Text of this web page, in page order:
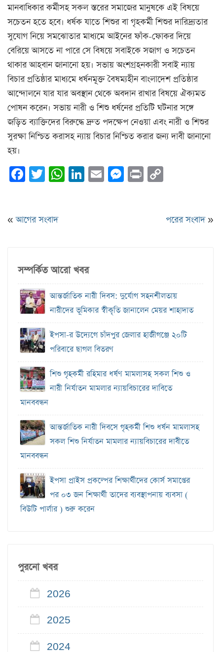
মানবাধিকার কর্মীসহ সকল স্তরের সমাজের মানুষকে এই বিষয়ে
সচেতন হতে হবে। ধর্ষক যাতে শিশুর বা গৃহকর্মী শিশুর দারিদ্র্যতার
সুযোগ নিয়ে সমঝোতার মাধ্যমে আইনের ফাঁক-ফোকর দিয়ে
বেরিয়ে আসতে না পারে সে বিষয়ে সবাইকে সজাগ ও সচেতন
থাকার আহবান জানানো হয়। সভায় অংশগ্রহনকারী সবাই ন্যায়
বিচার প্রতিষ্ঠার মাধ্যমে ধর্ষনমূক্ত বৈষম্যহীন বাংলাদেশ প্রতিষ্ঠার
আন্দোলনে যার যার অবস্থান থেকে অবদান রাখার বিষয়ে ঐক্যমত
পোষন করেন। সভায় নারী ও শিশু ধর্ষনের প্রতিটি ঘটনার সঙ্গে
জড়িত ব্যাক্তিদের বিরুদ্ধে দ্রুত পদক্ষেপ নেওয়া এবং নারী ও শিশুর
সুরক্ষা নিশ্চিত করাসহ ন্যায় বিচার নিশ্চিত করার জন্য দাবী জানানো
হয়।
Facebook
Twitter
WhatsApp
LinkedIn
EmailMessenger
Print
«আগের সংবাদ পরের সংবাদ»
সম্পর্কিত আরো খবর
আন্তর্জাতিক নারী দিবস: দুর্যোগ সহনশীলতায়
নারীদের ভূমিকার স্বীকৃতি জানালেন মেয়র শাহাদাত
ইপসা-র উদ্যেগে চাঁদপুর জেলার হাজীগঞ্জে ২০টি
পরিবারে ছাগল বিতরণ
শিশু গৃহকর্মী রহিমার ধর্ষণ মামলাসহ সকল শিশু ও
নারী নির্যাতন মামলার ন্যায়বিচারের দাবিতে
মানববন্ধন
আন্তর্জাতিক নারী দিবসে গৃহকর্মী শিশু ধর্ষন মামলাসহ
সকল শিশু নির্যাতন মামলার ন্যায়বিচারের দাবীতে
মানববন্ধন
ইপসা প্রাইস প্রকল্পের শিক্ষার্থীদের কোর্স সমাপ্তের
পর ০৩ জন শিক্ষার্থী তাদের ব্যবস্থাপনায় ব্যবসা (
বিউটি পার্লার ) শুরু করেন
পুরনো খবর
2026
2025
2024